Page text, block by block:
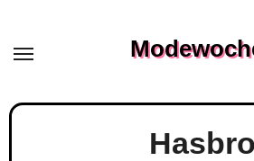
content
Hasbro